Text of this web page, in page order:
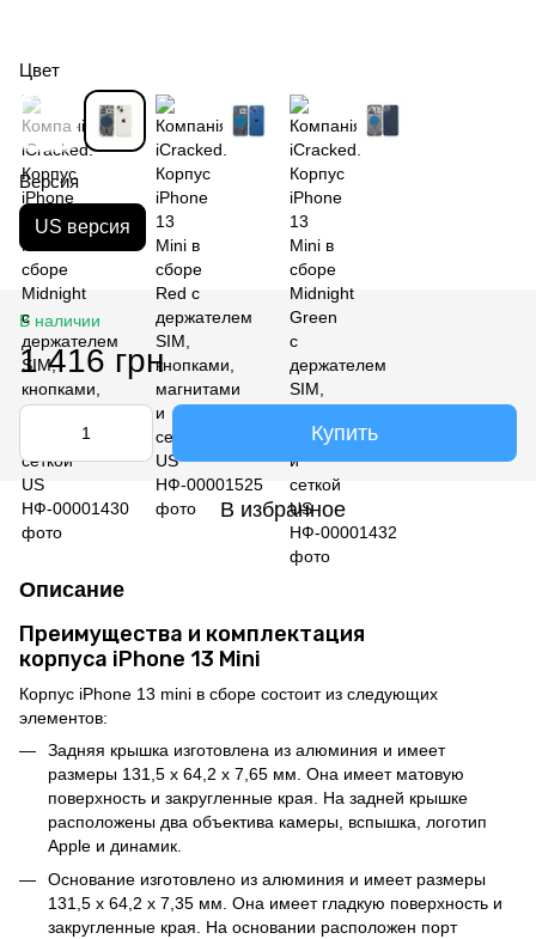
Цвет
Версия
US версия
В наличии
1 416 грн
Купить
В избранное
Описание
Преимущества и комплектация
корпуса iPhone 13 Mini
Корпус iPhone 13 mini в сборе состоит из следующих
элементов:
Задняя крышка изготовлена из алюминия и имеет
размеры 131,5 x 64,2 x 7,65 мм. Она имеет матовую
поверхность и закругленные края. На задней крышке
расположены два объектива камеры, вспышка, логотип
Apple и динамик.
Основание изготовлено из алюминия и имеет размеры
131,5 x 64,2 x 7,35 мм. Она имеет гладкую поверхность и
закругленные края. На основании расположен порт